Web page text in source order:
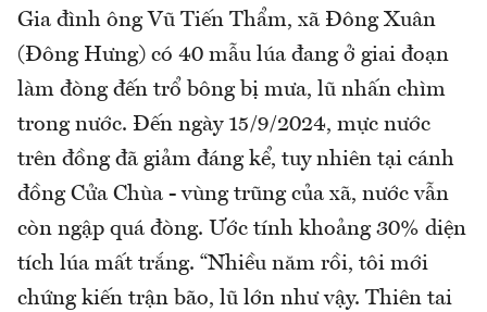
Gia đình ông Vũ Tiến Thẩm, xã Đông Xuân
(Đông Hưng) có 40 mẫu lúa đang ở giai đoạn
làm đòng đến trổ bông bị mưa, lũ nhấn chìm
trong nước. Đến ngày 15/9/2024, mực nước
trên đồng đã giảm đáng kể, tuy nhiên tại cánh
đồng Cửa Chùa - vùng trũng của xã, nước vẫn
còn ngập quá đòng. Ước tính khoảng 30% diện
tích lúa mất trắng. “Nhiều năm rồi, tôi mới
chứng kiến trận bão, lũ lớn như vậy. Thiên tai